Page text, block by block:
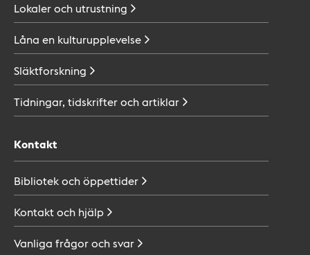
Lokaler och utrustning
Låna en kulturupplevelse
Släktforskning
Tidningar, tidskrifter ochartiklar
Kontakt
Bibliotek ochöppettider
Kontakt och hjälp
Vanliga frågor ochsvar